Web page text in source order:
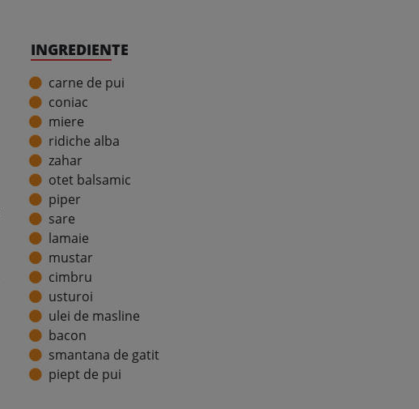
INGREDIENTE
carne de pui
coniac
miere
ridiche alba
zahar
otet balsamic
piper
sare
lamaie
mustar
cimbru
usturoi
ulei de masline
bacon
smantana de gatit
piept de pui